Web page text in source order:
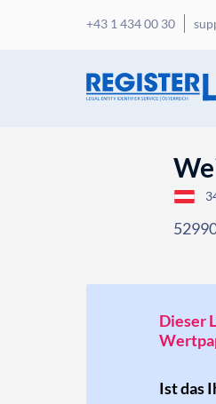
+43 1 434 00 30
Dieser
Ist das